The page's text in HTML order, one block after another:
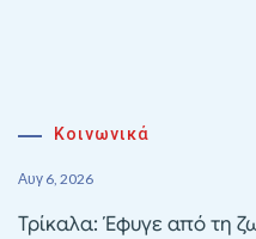
Κοινωνικά
Αυγ 6, 2026
Τρίκαλα: Έφυγε από τη